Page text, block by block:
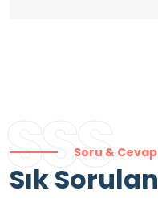
SSSSoru & Cevap
Sık Sorulan